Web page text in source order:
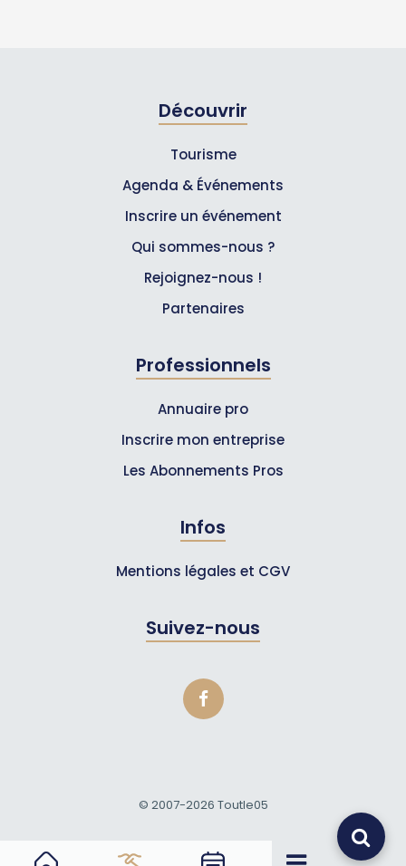
Découvrir
Tourisme
Agenda & Événements
Inscrire un événement
Qui sommes-nous ?
Rejoignez-nous !
Partenaires
Professionnels
Annuaire pro
Inscrire mon entreprise
Les Abonnements Pros
Infos
Mentions légales et CGV
Suivez-nous
© 2007-2026 Toutle05